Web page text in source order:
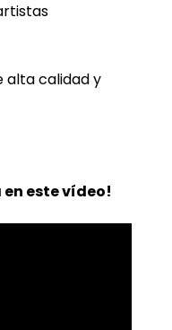
alta calidad y
este vídeo!